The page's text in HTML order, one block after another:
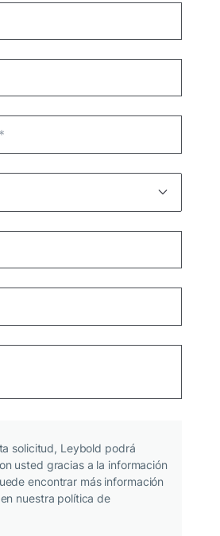
solicitud, Leybold podrá
usted gracias a la información
encontrar más información
nuestra política de